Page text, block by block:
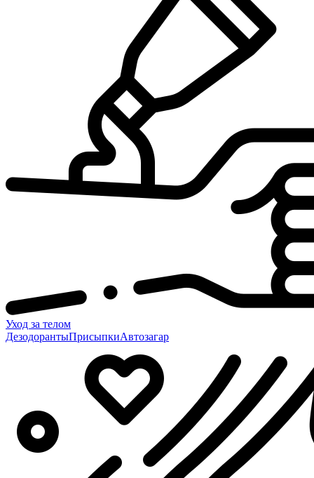
Уход за телом
ДезодорантыПрисыпкиАвтозагар